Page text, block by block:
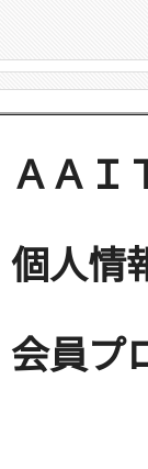
ＡＡＩ
個人情
会員プ